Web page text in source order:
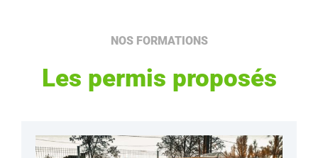
NOS FORMATIONS
Les permis proposés